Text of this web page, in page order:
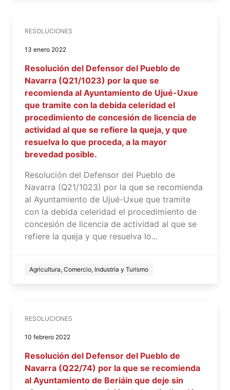
RESOLUCIONES
13 enero 2022
Resolución del Defensor del Pueblo de
Navarra (Q21/1023) por la que se
recomienda al Ayuntamiento de Ujué-Uxue
que tramite con la debida celeridad el
procedimiento de concesión de licencia de
actividad al que se refiere la queja, y que
resuelva lo que proceda, a la mayor
brevedad posible.
Resolución del Defensor del Pueblo de
Navarra (Q21/1023) por la que se recomienda
al Ayuntamiento de Ujué-Uxue que tramite
con la debida celeridad el procedimiento de
concesión de licencia de actividad al que se
refiere la queja y que resuelva lo...
Agricultura, Comercio, Industria y Turismo
RESOLUCIONES
10 febrero 2022
Resolución del Defensor del Pueblo de
Navarra (Q22/74) por la que se recomienda
al Ayuntamiento de Beriáin que deje sin